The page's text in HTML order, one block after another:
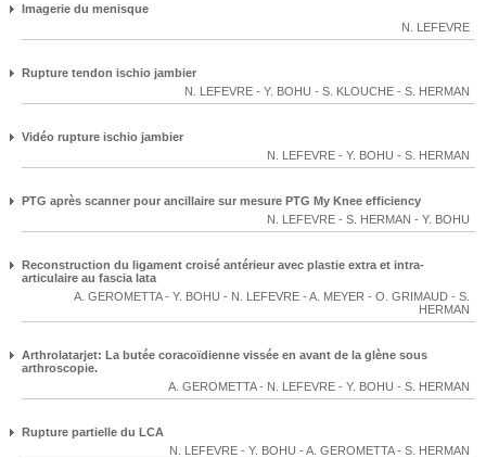
Imagerie du menisque
N. LEFEVRE
Rupture tendon ischio jambier
N. LEFEVRE - Y. BOHU - S. KLOUCHE - S. HERMAN
Vidéo rupture ischio jambier
N. LEFEVRE - Y. BOHU - S. HERMAN
PTG après scanner pour ancillaire sur mesure PTG My Knee efficiency
N. LEFEVRE - S. HERMAN - Y. BOHU
Reconstruction du ligament croisé antérieur avec plastie extra et intra-
articulaire au fascia lata
A. GEROMETTA- Y. BOHU - N. LEFEVRE - A. MEYER - O. GRIMAUD - S.
HERMAN
Arthrolatarjet: La butée coracoïdienne vissée en avant de la glène sous
arthroscopie.
A. GEROMETTA- N. LEFEVRE - Y. BOHU - S. HERMAN
Rupture partielle du LCA
N. LEFEVRE - Y. BOHU - A. GEROMETTA- S. HERMAN